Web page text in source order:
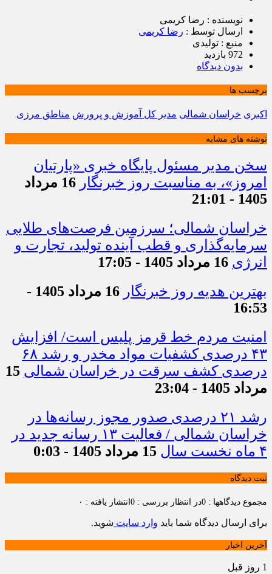
نویسنده : رضا کریمی
ارسال توسط : رضا کریمی
منبع : تولیدی
972 بازدید
بدون دیدگاه
برچسب ها
اکبری خراسان شمالی مدیر کل آموزش و پرورش مناطق مرزی
نوشته های مشابه
سخن مدیر مسئول پایگاه خبری «پارتیان
امروز»، به مناسبت روز خبرنگار
16 مرداد
1405 - 21:01
خراسان شمالی؛ سرزمین فرصت‌های طلایی
سرمایه‌گذاری و قطب آینده تولید، تجارت و
انرژی 16 مرداد 1405 - 17:05
بهترین هدیه روز خبرنگار
16 مرداد 1405 -
16:53
امنیت مردم خط قرمز پلیس است/ افزایش
۴۳ درصدی کشفیات مواد مخدر و رشد ۶۸
درصدی کشف سرقت در خراسان شمالی 15
مرداد 1405 - 23:04
رشد ۲۱ درصدی صدور مجوز رسانه‌ها در
خراسان شمالی / فعالیت ۱۳ رسانه جدید در
۴ ماه نخست سال
15 مرداد 1405 - 0:03
ثبت دیدگاه
مجموع دیدگاهها : 0 در انتظار بررسی : 0 انتشار یافته : ۰
برای ارسال دیدگاه شما باید وارد سایت شوید.
آخرین اخبار
1 روز قبل